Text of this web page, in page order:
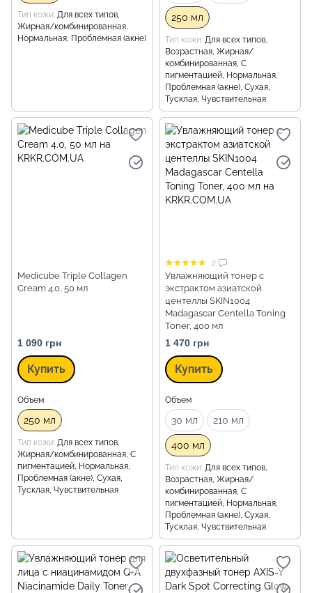
Тип кожи Для всех типов,
Жирная/комбинированная,
Нормальная, Проблемная (акне)
250 мл
Тип кожи Для всех типов,
Возрастная, Жирная/
комбинированная, С
пигментацией, Нормальная,
Проблемная (акне), Сухая,
Тусклая, Чувствительная
Medicube Triple Collagen
Cream 4.0, 50 мл
1 090 грн
Купить
Объем
250 мл
Тип кожи Для всех типов,
Жирная/комбинированная, С
пигментацией, Нормальная,
Проблемная (акне), Сухая,
Тусклая, Чувствительная
2
Увлажняющий тонер с
экстрактом азиатской
центеллы SKIN1004
Madagascar Centella Toning
Toner, 400 мл
1 470 грн
Купить
Объем
30 мл 210 мл
400 мл
Тип кожи Для всех типов,
Возрастная, Жирная/
комбинированная, С
пигментацией, Нормальная,
Проблемная (акне), Сухая,
Тусклая, Чувствительная